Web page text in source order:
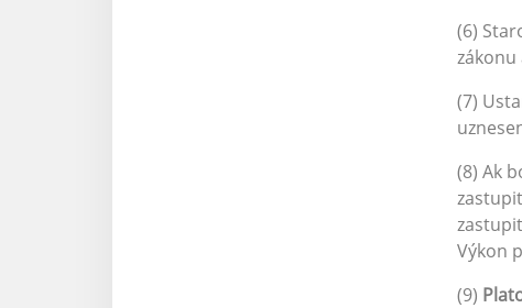
(6)
zákonu
(7)
(8) Ak
Výkon
(9)